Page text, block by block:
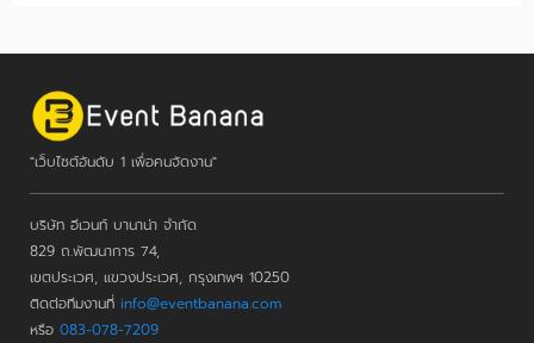
"เว็บไซต์อันดับ 1 เพื่อคนจัดงาน"
บริษัท อีเวนท์ บานาน่า จำกัด
829 ถ.พัฒนาการ 74,
เขตประเวศ, แขวงประเวศ, กรุงเทพฯ 10250
ติดต่อทีมงานที่ info@eventbanana.com
หรือ 083-078-7209